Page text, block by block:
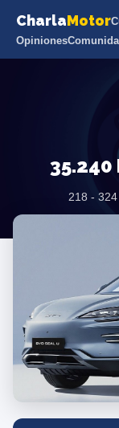
CharlaMotor
Opiniones
35.240
218 -